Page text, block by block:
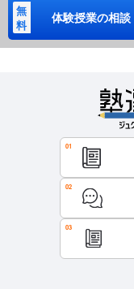
無
料
体験授業の相談